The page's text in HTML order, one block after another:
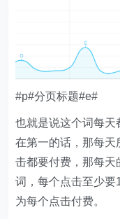
#p#分页标题#e#
也就是说这个词每
在第一的话，那每天
击都要付费，那每
词，每个点击至少
为每个点击付费。